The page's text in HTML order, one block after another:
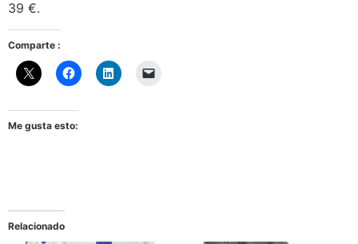
39 €.
Comparte :
Me gusta esto:
Relacionado